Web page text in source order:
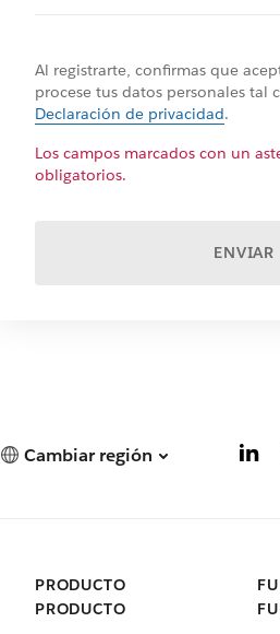
Al registrarte, confirmas que
procese tus datos personales tal
Declaración de privacidad.
Los campos marcados con un
obligatorios.
ENVIAR
Cambiar región
PRODUCTO
PRODUCTO